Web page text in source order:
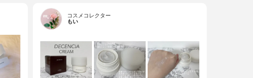
コスメコレクター
もい